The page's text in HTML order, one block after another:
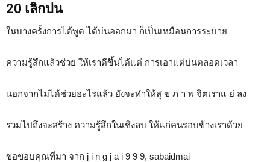
20 เลิกบ่น
ในบางครั้งการได้พูด ได้บ่นออกมา ก็เป็นเหมือนการระบาย
ความรู้สึกแล้วช่วย ให้เราดีขึ้นได้แต่ การเอาแต่บ่นตลอดเวลา
นอกจากไม่ได้ช่วยอะไรแล้ว ยังจะทำให้สุ ข ภ า พ จิตเราแ ย่ ลง
รวมไปถึงจะสร้าง ความรู้สึกในเชิงลบ ให้แก่คนรอบข้างเราด้วย
ขอขอบคุณที่มา จาก j i n g j a i 9 9 9, sabaidmai